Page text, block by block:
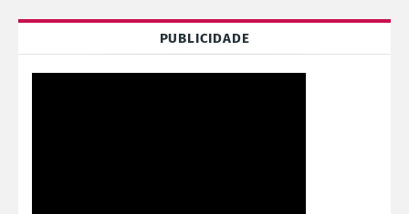
PUBLICIDADE